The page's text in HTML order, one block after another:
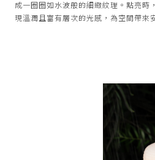
成一圈圈如水波般的細緻紋理。點亮時
現溫潤且富有層次的光感，為空間帶來
轉換，使光能隨使用情境自然流動
燈體表面，使燈具能自然融入不同空間
與氛圍形成柔和而平衡的搭配。